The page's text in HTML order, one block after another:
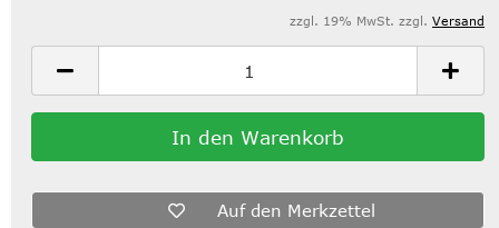
zzgl. 19% MwSt. zzgl. Versand
Auf den Merkzettel